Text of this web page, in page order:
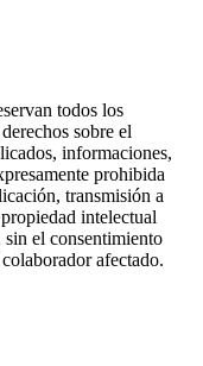
todos los
sobre el
informaciones,
prohibida
transmisión a
intelectual
sin el consentimiento
afectado.